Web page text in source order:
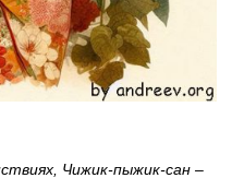
Чижик-пыжик-сан –